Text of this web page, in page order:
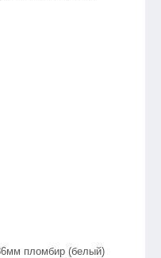
пломбир (белый)